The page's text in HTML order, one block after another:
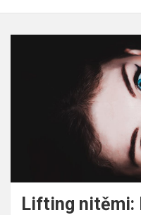
Lifting nitěmi: